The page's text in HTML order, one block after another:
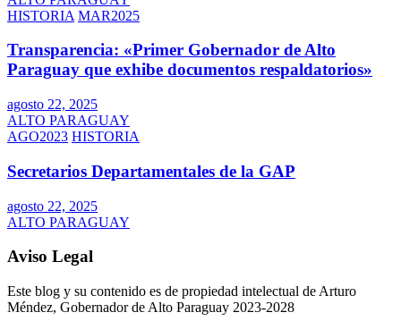
HISTORIA MAR2025
Transparencia: «Primer Gobernador de Alto
Paraguay que exhibe documentos respaldatorios»
agosto 22, 2025
ALTO PARAGUAY
AGO2023 HISTORIA
Secretarios Departamentales de la GAP
agosto 22, 2025
ALTO PARAGUAY
Aviso Legal
Este blog y su contenido es de propiedad intelectual de Arturo
Méndez, Gobernador de Alto Paraguay 2023-2028